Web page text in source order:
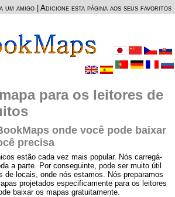
um amigo Adicione esta página aos seus favoritos
para os leitores de
onde você pode baixar
precisa
estão cada vez mais popular. Nós carregá-
a parte. Por conseguinte, pode ser muito útil
de locais, onde nós estamos. Nós preparamos
projetados especificamente para os leitores
baixar os mapas gratuitamente.